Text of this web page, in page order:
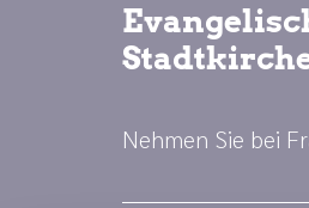
Nehmen Sie bei